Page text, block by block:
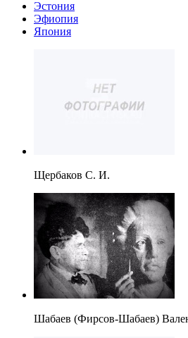
Эстония
Эфиопия
Япония
Щербаков С. И.
Шабаев (Фирсов-Шабаев)